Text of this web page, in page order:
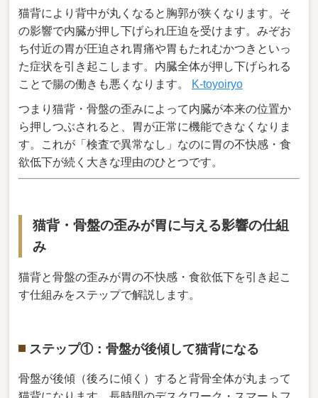
猫背により背中が丸くなると胸郭が狭くなります。そ
の影響で内臓が押し下げられ圧迫を受けます。みぞお
ち付近の胃が圧迫され胃痛や胃もたれむかつきといっ
た症状を引き起こします。内臓全体が押し下げられる
ことで腸の働きも悪くなります。
K-toyoiryo
つまり猫背・骨盤の歪みによって内臓が本来の位置か
ら押しつぶされると、胃が正常に機能できなくなりま
す。これが「検査で異常なし」なのに胃の不快感・食
欲低下が続く大きな理由のひとつです。
猫背・骨盤の歪みが胃に与える影響の仕組
み
猫背と骨盤の歪みが胃の不快感・食欲低下を引き起こ
す仕組みをステップで解説します。
ステップ①：骨盤が後傾して猫背になる
骨盤が後傾（後ろに傾く）すると背骨全体が丸まって